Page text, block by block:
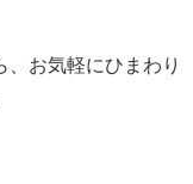
お気軽にひまわり